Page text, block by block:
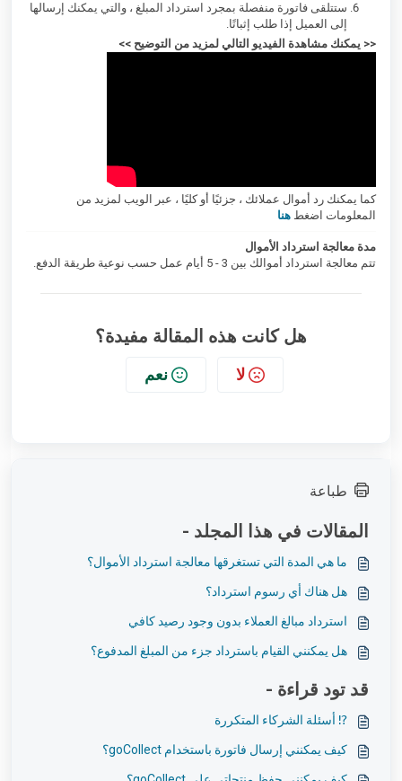
ستتلقى فاتورة منفصلة بمجرد استرداد المبلغ ، والتي يمكنك إرسالها
إلى العميل إذا طلب إثباتًا.
<< يمكنك مشاهدة الفيديو التالي لمزيد من التوضيح >>
كما يمكنك رد أموال عملائك ، جزئيًا أو كليًا ، عبر الويب لمزيد من
المعلومات اضغط هنا
مدة معالجة استرداد الأموال
تتم معالجة استرداد أموالك بين 3 - 5 أيام عمل حسب نوعية طريقة الدفع.
هل كانت هذه المقالة مفيدة؟
لا نعم
طباعة
المقالات في هذا المجلد -
ما هي المدة التي تستغرقها معالجة استرداد الأموال؟
هل هناك أي رسوم استرداد؟
استرداد مبالغ العملاء بدون وجود رصيد كافي
هل يمكنني القيام باسترداد جزء من المبلغ المدفوع؟
قد تود قراءة -
⁉️ أسئلة الشركاء المتكررة
كيف يمكنني إرسال فاتورة باستخدام goCollect؟